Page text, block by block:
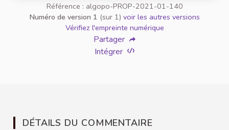
Référence : algopo-PROP-2021-01-140
Numéro de version 1 (sur 1) voir les autres versions
Vérifiez l'empreinte numérique
Partager
Intégrer
DÉTAILS DU COMMENTAIRE